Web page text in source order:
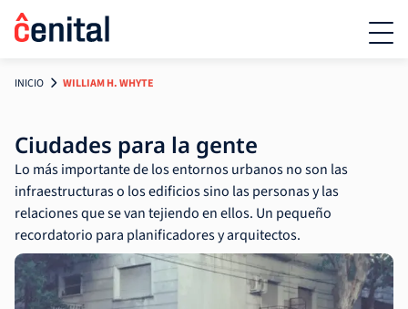
INICIO WILLIAM H. WHYTE
Ciudades para la gente
Lo más importante de los entornos urbanos no son las
infraestructuras o los edificios sino las personas y las
relaciones que se van tejiendo en ellos. Un pequeño
recordatorio para planificadores y arquitectos.